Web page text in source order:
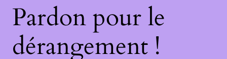
Pardon pour le
dérangement !